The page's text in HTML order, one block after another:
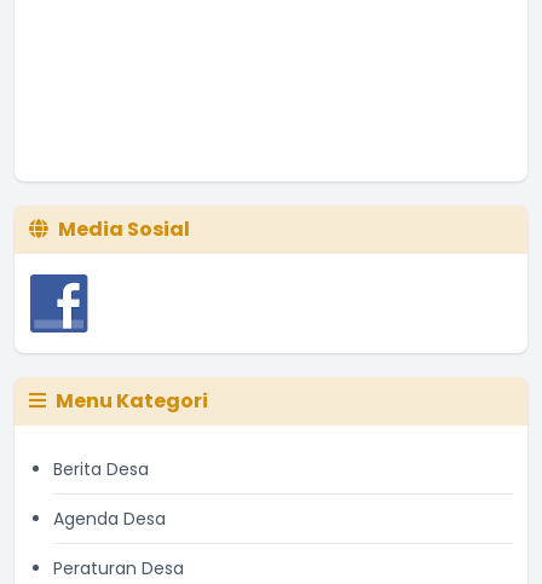
Media Sosial
Menu Kategori
Berita Desa
Agenda Desa
Peraturan Desa